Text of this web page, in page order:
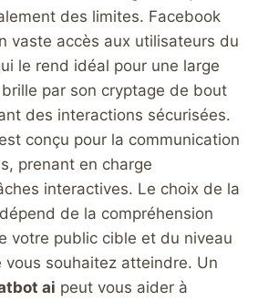
des limites. Facebook
vaste accès aux utilisateurs du
le rend idéal pour une large
par son cryptage de bout
des interactions sécurisées.
conçu pour la communication
prenant en charge
interactives. Le choix de la
de la compréhension
votre public cible et du niveau
vous souhaitez atteindre. Un
ai peut vous aider à